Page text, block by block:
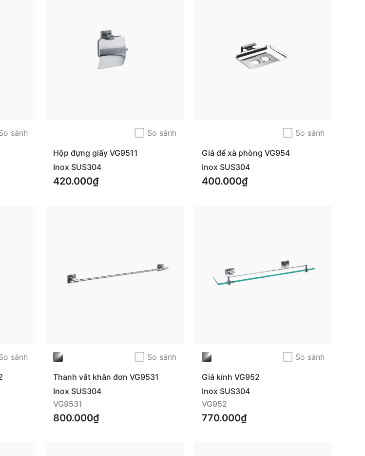
sánh So sánh
Hộp đựng giấy VG9511
Inox SUS304
420.000₫
So sánh
Giá để xà phòng VG954
Inox SUS304
400.000₫
sánh So sánh
Thanh vắt khăn đơn VG9531
Inox SUS304
VG9531
800.000₫
So sánh
Giá kính VG952
Inox SUS304
VG952
770.000₫